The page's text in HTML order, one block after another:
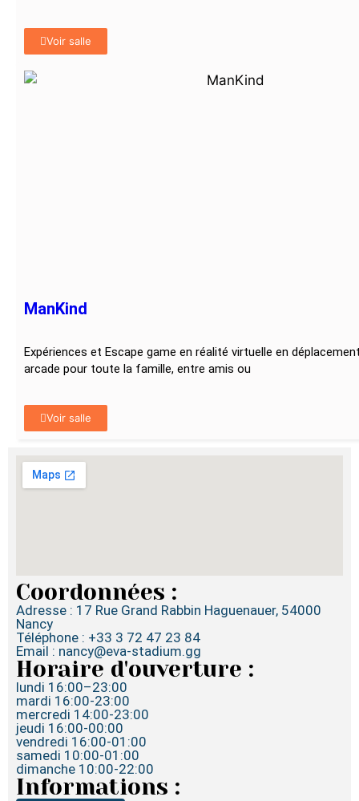
Coordonnées :
Adresse : 17 Rue Grand Rabbin Haguenauer, 54000
Nancy
Téléphone : +33 3 72 47 23 84
Email : nancy@eva-stadium.gg
Horaire d'ouverture :
lundi 16:00–23:00
mardi 16:00-23:00
mercredi 14:00-23:00
jeudi 16:00-00:00
vendredi 16:00-01:00
samedi 10:00-01:00
dimanche 10:00-22:00
Informations :
Voir salle
ManKind
Expériences et Escape game en réalité virtuelle en
arcade pour toute la famille, entre amis ou
Voir salle